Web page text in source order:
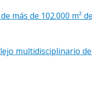
más de 102.000 m²
multidisciplinario